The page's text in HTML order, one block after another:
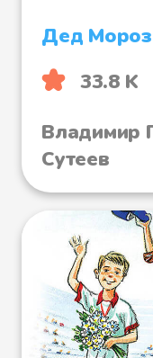
Дед
33.8 K
Владимир
Сутеев